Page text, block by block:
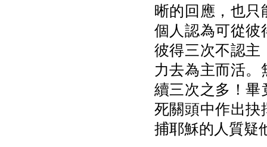
晰的回應，也只
個人認為可從彼
彼得三次不認主
力去為主而活
續三次之多！畢
死關頭中作出抉
捕耶穌的人質疑